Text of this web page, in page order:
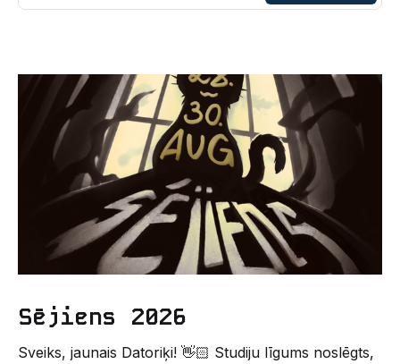
Sējiens 2026
Sveiks, jaunais Datoriķi! 👋🏻 Studiju līgums noslēgts,